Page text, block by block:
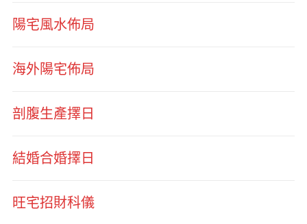
陽宅風水佈局
海外陽宅佈局
剖腹生產擇日
結婚合婚擇日
旺宅招財科儀